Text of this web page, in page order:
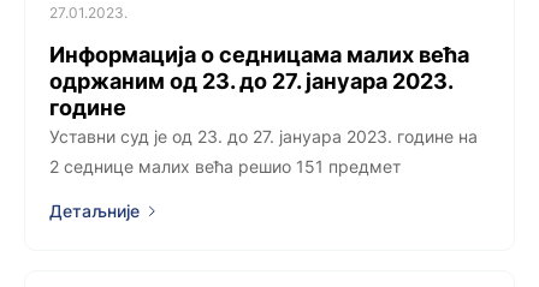
27.01.2023.
Информација о седницама малих већа
одржаним од 23. до 27. јануара 2023.
године
Уставни суд је од 23. до 27. јануара 2023. године на
2 седницe малих већа решио 151 предмет
Детаљније